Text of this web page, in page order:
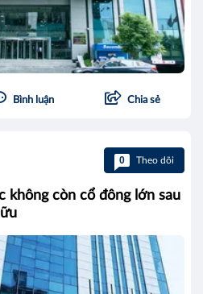
Bình luận Chia sẻ
0 Theo dõi
không còn cổ đông lớn sau